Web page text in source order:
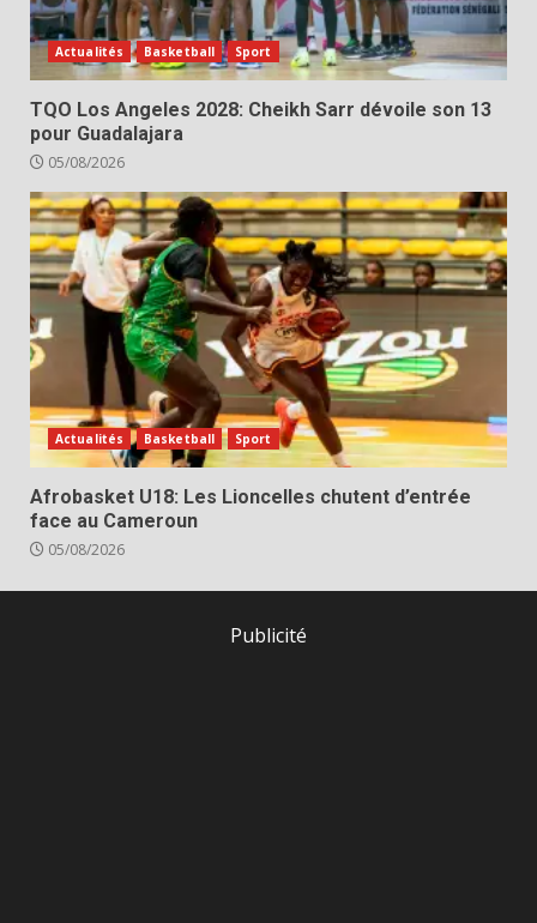
Actualités Basketball Sport
TQO Los Angeles 2028: Cheikh Sarr dévoile son 13
pour Guadalajara
05/08/2026
Actualités Basketball Sport
Afrobasket U18: Les Lioncelles chutent d’entrée
face au Cameroun
05/08/2026
Publicité